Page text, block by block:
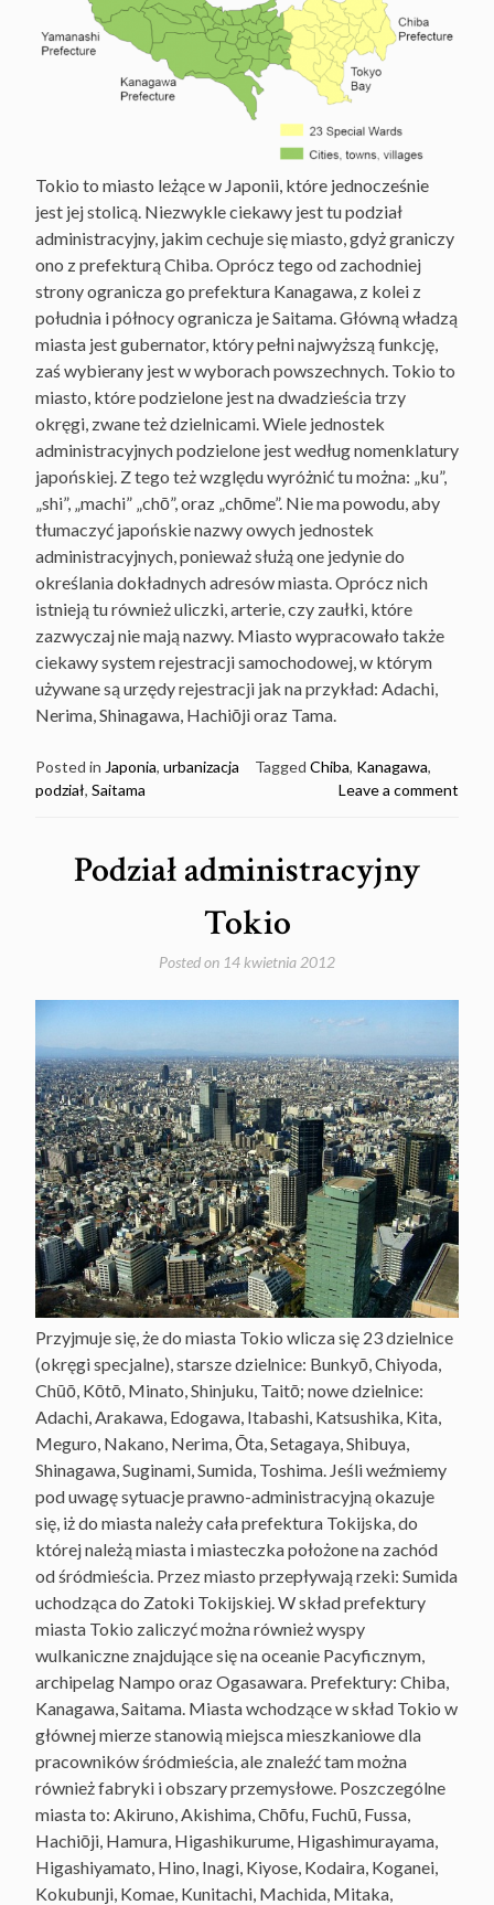
Tokio to miasto leżące w Japonii, które jednocześnie
jest jej stolicą. Niezwykle ciekawy jest tu podział
administracyjny, jakim cechuje się miasto, gdyż graniczy
ono z prefekturą Chiba. Oprócz tego od zachodniej
strony ogranicza go prefektura Kanagawa, z kolei z
południa i północy ogranicza je Saitama. Główną władzą
miasta jest gubernator, który pełni najwyższą funkcję,
zaś wybierany jest w wyborach powszechnych. Tokio to
miasto, które podzielone jest na dwadzieścia trzy
okręgi, zwane też dzielnicami. Wiele jednostek
administracyjnych podzielone jest według nomenklatury
japońskiej. Z tego też względu wyróżnić tu można: „ku”,
„shi”, „machi” „chō”, oraz „chōme”. Nie ma powodu, aby
tłumaczyć japońskie nazwy owych jednostek
administracyjnych, ponieważ służą one jedynie do
określania dokładnych adresów miasta. Oprócz nich
istnieją tu również uliczki, arterie, czy zaułki, które
zazwyczaj nie mają nazwy. Miasto wypracowało także
ciekawy system rejestracji samochodowej, w którym
używane są urzędy rejestracji jak na przykład: Adachi,
Nerima, Shinagawa, Hachiōji oraz Tama.
Posted in Japonia, urbanizacja Tagged Chiba, Kanagawa,
podział, Saitama Leave a comment
Podział administracyjny
Tokio
Posted on 14 kwietnia 2012
Przyjmuje się, że do miasta Tokio wlicza się 23 dzielnice
(okręgi specjalne), starsze dzielnice: Bunkyō, Chiyoda,
Chūō, Kōtō, Minato, Shinjuku, Taitō; nowe dzielnice:
Adachi, Arakawa, Edogawa, Itabashi, Katsushika, Kita,
Meguro, Nakano, Nerima, Ōta, Setagaya, Shibuya,
Shinagawa, Suginami, Sumida, Toshima. Jeśli weźmiemy
pod uwagę sytuacje prawno-administracyjną okazuje
się, iż do miasta należy cała prefektura Tokijska, do
której należą miasta i miasteczka położone na zachód
od śródmieścia. Przez miasto przepływają rzeki: Sumida
uchodząca do Zatoki Tokijskiej. W skład prefektury
miasta Tokio zaliczyć można również wyspy
wulkaniczne znajdujące się na oceanie Pacyficznym,
archipelag Nampo oraz Ogasawara. Prefektury: Chiba,
Kanagawa, Saitama. Miasta wchodzące w skład Tokio w
głównej mierze stanowią miejsca mieszkaniowe dla
pracowników śródmieścia, ale znaleźć tam można
również fabryki i obszary przemysłowe. Poszczególne
miasta to: Akiruno, Akishima, Chōfu, Fuchū, Fussa,
Hachiōji, Hamura, Higashikurume, Higashimurayama,
Higashiyamato, Hino, Inagi, Kiyose, Kodaira, Koganei,
Kokubunji, Komae, Kunitachi, Machida, Mitaka,